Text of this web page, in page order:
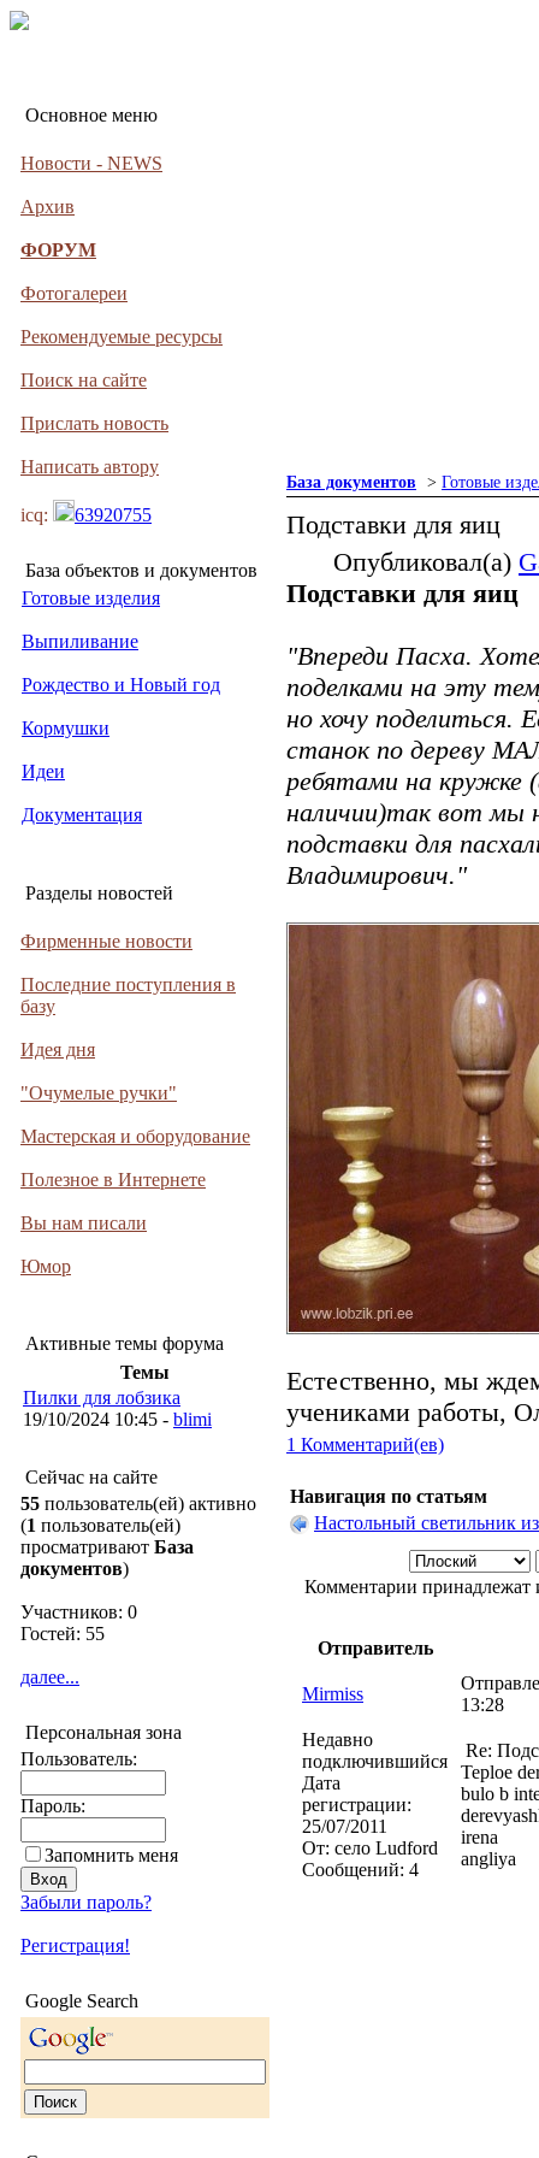
Основное меню
Новости - NEWS
Архив
ФОРУМ
Фотогалереи
Рекомендуемые ресурсы
Поиск на сайте
Прислать новость
Написать автору
icq: 63920755
База объектов и документов
Готовые изделия
Выпиливание
Рождество и Новый год
Кормушки
Идеи
Документация
Разделы новостей
Фирменные новости
Последние поступления в
базу
Идея дня
"Очумелые ручки"
Мастерская и оборудование
Полезное в Интернете
Вы нам писали
Юмор
Активные темы форума
Темы
Пилки для лобзика
19/10/2024 10:45 - blimi
Сейчас на сайте
55 пользователь(ей) активно
(1 пользователь(ей)
просматривают База
документов)
Участников: 0
Гостей: 55
далее...
Персональная зона
Пользователь:
Пароль:
Запомнить меня
Забыли пароль?
Регистрация!
Google Search
База документов > Готовые
Подставки для яиц
Опубликовал(а)
Подставки для яиц
"Впереди Пасха.
поделками на эту
но хочу поделиться.
станок по дереву
ребятами на кружке
наличии)так вот мы
подставки для
Владимирович."
Естественно, мы
учениками работы,
1 Комментарий(ев)
Навигация по статьям
Настольный светильник
Комментарии принадлежат
Отправитель
Mirmiss
13:28
Недавно
подключившийся
Дата
регистрации:
25/07/2011
От: село Ludford
Сообщений: 4
Re:
Teploe
bulo b
irena
angliya